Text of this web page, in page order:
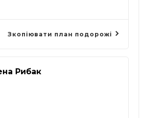
Зкопіювати план подорожі
Рибак